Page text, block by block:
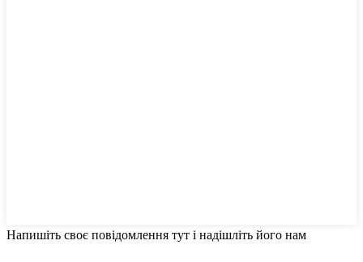
Напишіть своє повідомлення тут і надішліть його нам